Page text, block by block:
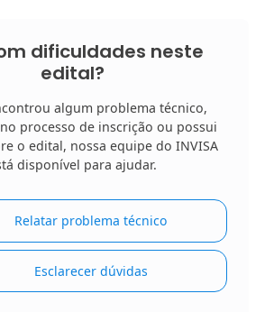
dificuldades neste
edital?
algum problema técnico,
processo de inscrição ou possui
o edital, nossa equipe do INVISA
disponível para ajudar.
Relatar problema técnico
Esclarecer dúvidas